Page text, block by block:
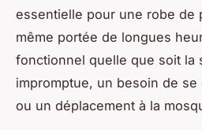
essentielle pour une robe de
même portée de longues
fonctionnel quelle que soit la
impromptue, un besoin de
ou un déplacement à la